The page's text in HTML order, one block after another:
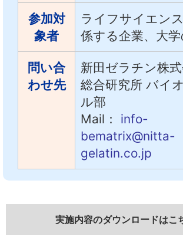
参加対
象者
ライフサイエン
係する企業、大
問い合
わせ先
新田ゼラチン株
総合研究所 バイ
ル部
Mail： info-
bematrix@nitta-
gelatin.co.jp
実施内容のダウンロードはこ